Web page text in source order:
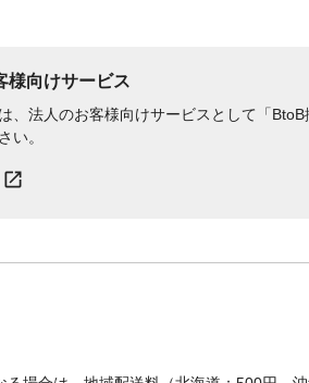
様向けサービス
、法人のお客様向けサービスとして「
い。